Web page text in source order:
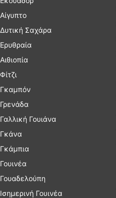
Αίγυπτο
Δυτική Σαχάρα
Ερυθραία
Αιθιοπία
Φίτζι
Γκαμπόν
Γρενάδα
Γαλλική Γουιάνα
Γκάνα
Γκάμπια
Γουινέα
Γουαδελούπη
Ισημερινή Γουινέα